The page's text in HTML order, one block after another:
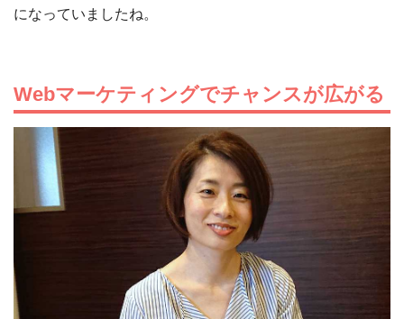
になっていましたね。
Webマーケティングでチャンスが広がる